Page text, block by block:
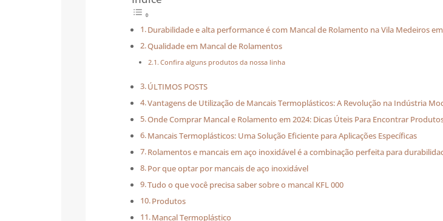
Durabilidade e alta performance é com Mancal de Rolamento na Vila Medeiros
Qualidade em Mancal de Rolamentos
Confira alguns produtos da nossa linha
ÚLTIMOS POSTS
Vantagens de Utilização de Mancais Termoplásticos: A Revolução na Indústria
Onde Comprar Mancal e Rolamento em 2024: Dicas Úteis Para Encontrar
Mancais Termoplásticos: Uma Solução Eficiente para Aplicações Específicas
Rolamentos e mancais em aço inoxidável é a combinação perfeita para
Por que optar por mancais de aço inoxidável
Tudo o que você precisa saber sobre o mancal KFL 000
Produtos
Mancal Termoplástico